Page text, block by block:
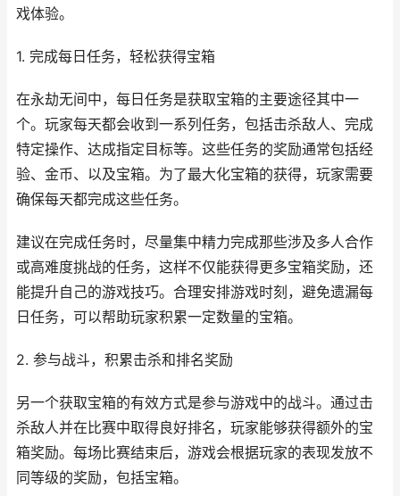
戏体验。
1. 完成每日任务，轻松获得宝箱
在永劫无间中，每日任务是获取宝箱的主要途径其中一
个。玩家每天都会收到一系列任务，包括击杀敌人、完成
特定操作、达成指定目标等。这些任务的奖励通常包括经
验、金币、以及宝箱。为了最大化宝箱的获得，玩家需要
确保每天都完成这些任务。
建议在完成任务时，尽量集中精力完成那些涉及多人合作
或高难度挑战的任务，这样不仅能获得更多宝箱奖励，还
能提升自己的游戏技巧。合理安排游戏时刻，避免遗漏每
日任务，可以帮助玩家积累一定数量的宝箱。
2. 参与战斗，积累击杀和排名奖励
另一个获取宝箱的有效方式是参与游戏中的战斗。通过击
杀敌人并在比赛中取得良好排名，玩家能够获得额外的宝
箱奖励。每场比赛结束后，游戏会根据玩家的表现发放不
同等级的奖励，包括宝箱。